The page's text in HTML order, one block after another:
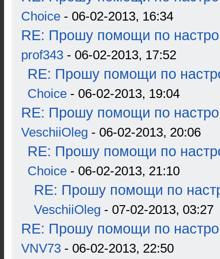
Choice - 06-02-2013, 16:34
RE: Прошу помощи по
prof343 - 06-02-2013, 17:52
RE: Прошу помощи по
Choice - 06-02-2013, 19:04
RE: Прошу помощи по
VeschiiOleg - 06-02-2013, 20:06
RE: Прошу помощи по
Choice - 06-02-2013, 21:10
RE: Прошу помощи по
VeschiiOleg - 07-02-2013, 03:27
RE: Прошу помощи по
VNV73 - 06-02-2013, 22:50